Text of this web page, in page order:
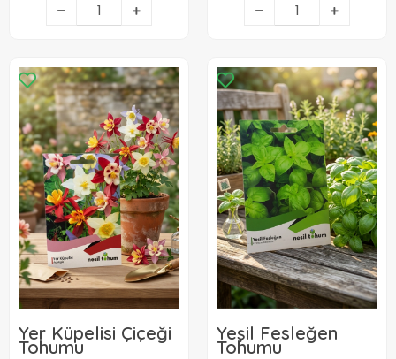
Yer Küpelisi Çiçeği
Tohumu
Yeşil Fesleğen
Tohumu